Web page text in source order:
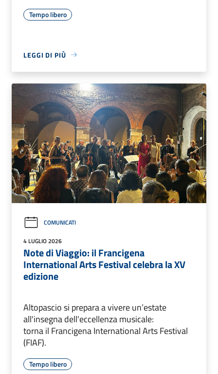
Tempo libero
LEGGI DI PIÙ
COMUNICATI
4 LUGLIO 2026
Note di Viaggio: il Francigena
International Arts Festival celebra la XV
edizione
Altopascio si prepara a vivere un’estate
all'insegna dell'eccellenza musicale:
torna il Francigena International Arts Festival
(FIAF).
Tempo libero